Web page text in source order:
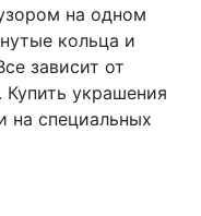
на одном
кольца и
зависит от
Купить украшения
на специальных